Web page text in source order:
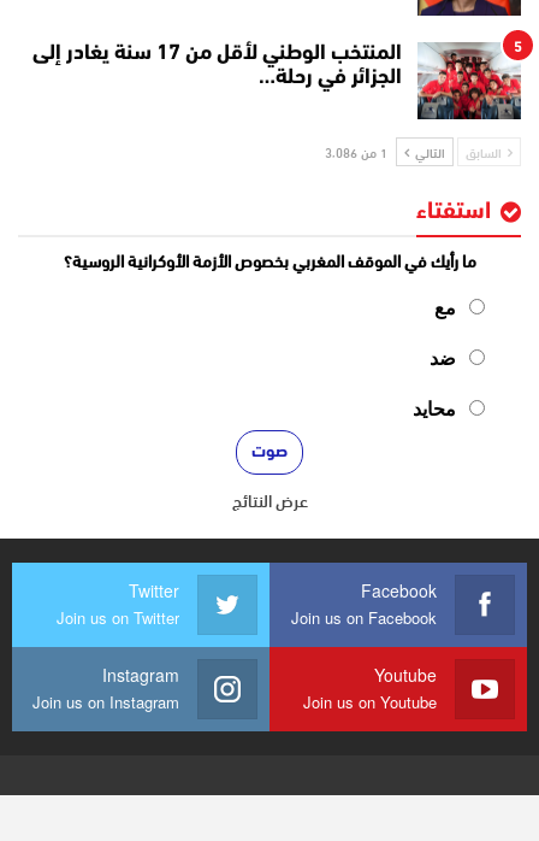
5
المنتخب الوطني لأقل من 17 سنة يغادر إلى
الجزائر في رحلة…
السابق التالي 1 من 3٬086
استفتاء
ما رأيك في الموقف المغربي بخصوص الأزمة الأوكرانية الروسية؟
مع
ضد
محايد
عرض النتائج
Facebook
Join us on Facebook
Twitter
Join us on Twitter
Youtube
Join us on Youtube
Instagram
Join us on Instagram